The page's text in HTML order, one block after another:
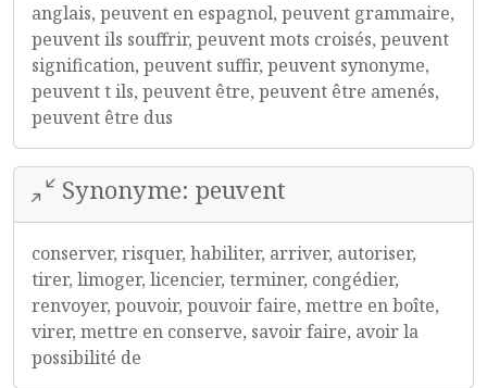
anglais, peuvent en espagnol, peuvent grammaire,
peuvent ils souffrir, peuvent mots croisés, peuvent
signification, peuvent suffir, peuvent synonyme,
peuvent t ils, peuvent être, peuvent être amenés,
peuvent être dus
Synonyme: peuvent
conserver, risquer, habiliter, arriver, autoriser,
tirer, limoger, licencier, terminer, congédier,
renvoyer, pouvoir, pouvoir faire, mettre en boîte,
virer, mettre en conserve, savoir faire, avoir la
possibilité de